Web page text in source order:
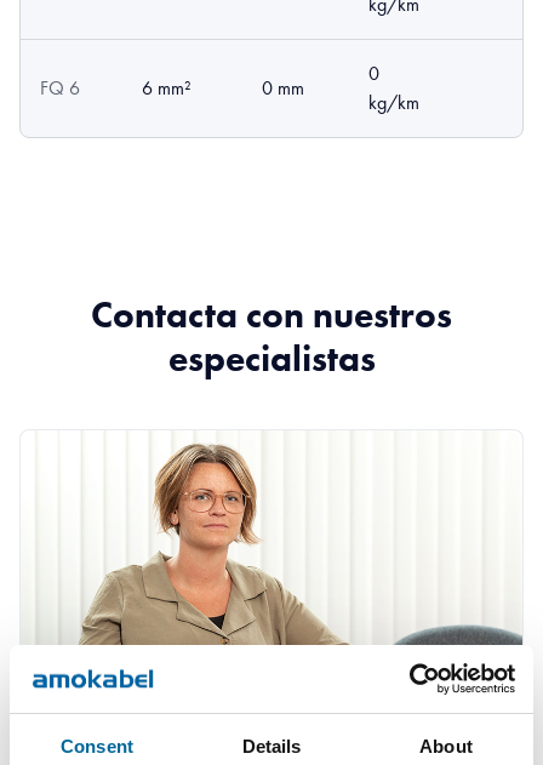
Consent Details About
FQ 6 6 mm² 0 mm
0
kg/km
Contacta con nuestros
especialistas